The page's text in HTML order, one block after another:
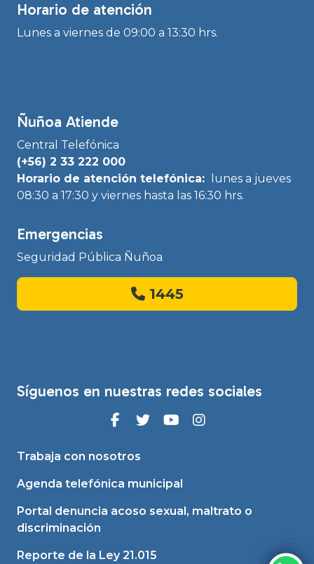
Horario de atención
Lunes a viernes de 09:00 a 13:30 hrs.
Ñuñoa Atiende
Central Telefónica
(+56) 2 33 222 000
Horario de atención telefónica:
lunes a jueves
08:30 a 17:30 y viernes hasta las 16:30 hrs.
Emergencias
Seguridad Pública Ñuñoa
1445
Síguenos en nuestras redes sociales
Trabaja con nosotros
Agenda telefónica municipal
Portal denuncia acoso sexual, maltrato o
discriminación
Reporte de la Ley 21.015